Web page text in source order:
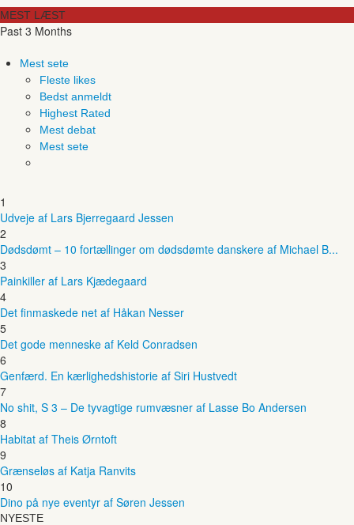
MEST LÆST
Past 3 Months
Mest sete
Fleste likes
Bedst anmeldt
Highest Rated
Mest debat
Mest sete
1
Udveje af Lars Bjerregaard Jessen
2
Dødsdømt – 10 fortællinger om dødsdømte danskere af Michael B...
3
Painkiller af Lars Kjædegaard
4
Det finmaskede net af Håkan Nesser
5
Det gode menneske af Keld Conradsen
6
Genfærd. En kærlighedshistorie af Siri Hustvedt
7
No shit, S 3 – De tyvagtige rumvæsner af Lasse Bo Andersen
8
Habitat af Theis Ørntoft
9
Grænseløs af Katja Ranvits
10
Dino på nye eventyr af Søren Jessen
NYESTE